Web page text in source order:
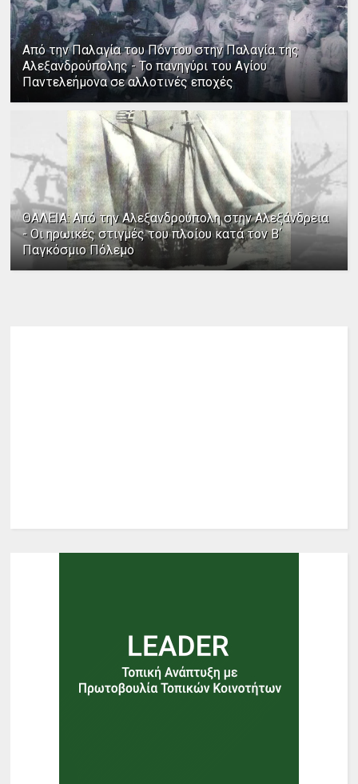
Από την Παλαγία του Πόντου στην Παλαγία της
Αλεξανδρούπολης - Το πανηγύρι του Αγίου
Παντελεήμονα σε αλλοτινές εποχές
ΘΑΛΕΙΑ: Από την Αλεξανδρούπολη στην Αλεξάνδρεια
- Οι ηρωικές στιγμές του πλοίου κατά τον Β΄
Παγκόσμιο Πόλεμο